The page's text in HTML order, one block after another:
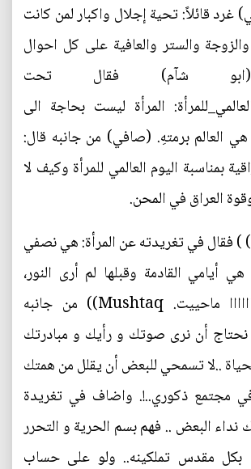
غرد قائلاً: تحية إجلال واكبار لمن كانت
والزوجة والستر والعافية على كل احوال
شآم‏) فقال تحت
المرأة ليست بحاجة الى
هي العالم برمتهِ. (صافي) من جانبه قال:
بمناسبة اليوم العالمي للمرأة وكيف لا
العراق في المحن.
اما Mohanad) ‏) فقال في تغريدته عن المرأة: هي نصفي
القادمة وقبلها لم أرى النور،
أحبهااااااااااااااااااااا ماحييت. Mushtaq)‏) من جانبه
نحتاج أن نرى صوتك و رأيك و مبادرتك
..لا تسمحي للبعض أن يقلل من همتك
مجتمع ذكوري..!. واضاف في تغريدة
نداء البعض .. فهم بسم الحرية و التحرر
بكل مقدس تملكينه.. ولو على حساب